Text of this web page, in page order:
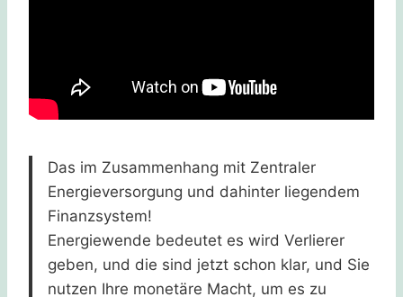
Das im Zusammenhang mit Zentraler
Energieversorgung und dahinter liegendem
Finanzsystem!
Energiewende bedeutet es wird Verlierer
geben, und die sind jetzt schon klar, und Sie
nutzen Ihre monetäre Macht, um es zu